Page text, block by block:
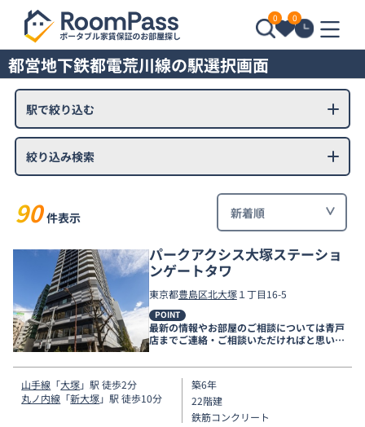
0 0
都営地下鉄都電荒川線の駅選択画面
駅で絞り込む
絞り込み検索
90 件表示
パークアクシス大塚ステーショ
ンゲートタワ
東京都豊島区北大塚１丁目16-5
POINT
最新の情報やお部屋のご相談については青戸
店までご連絡・ご相談いただければと思いま
す。
山手線 「大塚」駅 徒歩2分
丸ノ内線 「新大塚」駅 徒歩10分
築6年
22階建
鉄筋コンクリート